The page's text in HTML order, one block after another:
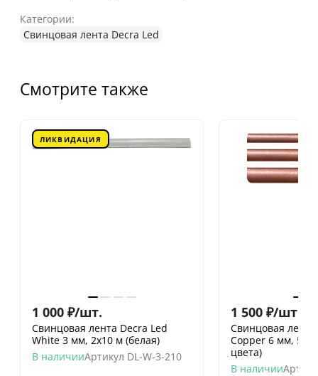
Категории:
Свинцовая лента Decra Led
Смотрите также
ЛИКВИДАЦИЯ
1 000 ₽/шт.
Свинцовая лента Decra Led
White 3 мм, 2х10 м (белая)
В наличииАртикул DL-W-3-210
1 500 ₽/шт.
Свинцовая
Copper 6 мм, 50
цвета)
В наличии